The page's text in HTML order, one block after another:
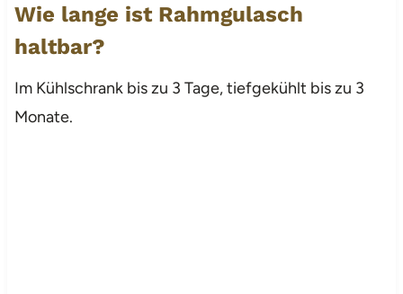
Wie lange ist Rahmgulasch
haltbar?
Im Kühlschrank bis zu 3 Tage, tiefgekühlt bis zu 3
Monate.